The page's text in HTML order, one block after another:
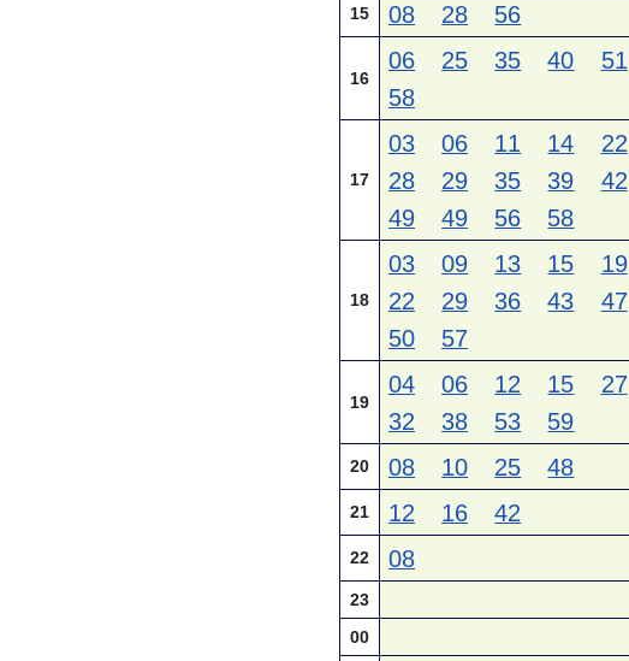
15 08 28 56
16
06 25 35 40
51
58
17
03 06 11 14
22
28
29 35 39
42
49
49 56 58
18
03 09 13 15
19
22
29 36 43
47
50
57
19
04 06 12 15
27
32
38 53 59
20 08 10 25 48
21 12 16 42
22 08
23
00